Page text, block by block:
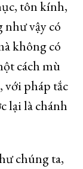
tôn kính,
vậy có
không có
cách mù
với pháp tắc
lại là chánh
chúng ta,